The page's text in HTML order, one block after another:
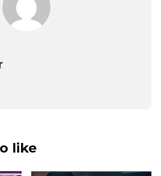
like